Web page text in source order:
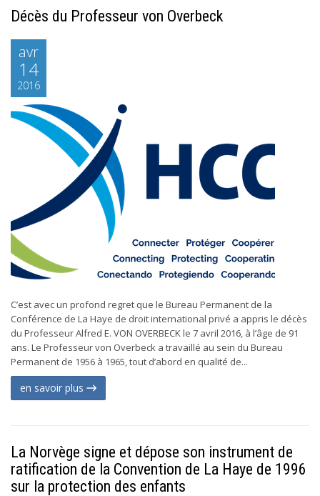
Décès du Professeur von Overbeck
avr
14
2016
C’est avec un profond regret que le Bureau Permanent de la
Conférence de La Haye de droit international privé a appris le décès
du Professeur Alfred E. VON OVERBECK le 7 avril 2016, à l’âge de 91
ans. Le Professeur von Overbeck a travaillé au sein du Bureau
Permanent de 1956 à 1965, tout d’abord en qualité de...
en savoir plus
La Norvège signe et dépose son instrument de
ratification de la Convention de La Haye de 1996
sur la protection des enfants